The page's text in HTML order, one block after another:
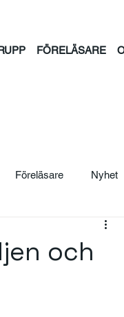
FÖRELÄSARE
Föreläsare Nyhet
och